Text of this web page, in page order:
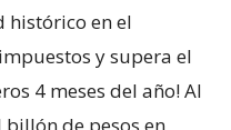
histórico en el
y supera el
4 meses del año! Al